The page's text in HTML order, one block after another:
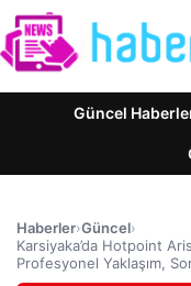
Güncel
Haberler›Güncel›
Karsiyaka’da Hotpoint
Profesyonel Yaklaşım,